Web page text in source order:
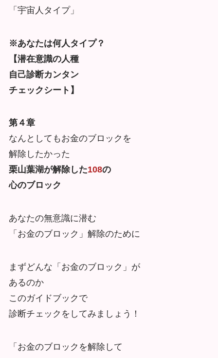
「宇宙人タイプ」
※あなたは何人タイプ？
【潜在意識の人種
自己診断カンタン
チェックシート】
第４章
なんとしてもお金のブロックを
解除したかった
栗山葉湖が解除した108の
心のブロック
あなたの無意識に潜む
「お金のブロック」解除のために
まずどんな「お金のブロック」が
あるのか
このガイドブックで
診断チェックをしてみましょう！
「お金のブロックを解除して